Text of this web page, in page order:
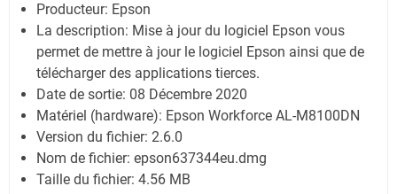
Producteur: Epson
La description: Mise à jour du logiciel Epson vous
permet de mettre à jour le logiciel Epson ainsi que de
télécharger des applications tierces.
Date de sortie: 08 Décembre 2020
Matériel (hardware): Epson Workforce AL-M8100DN
Version du fichier: 2.6.0
Nom de fichier: epson637344eu.dmg
Taille du fichier: 4.56 MB